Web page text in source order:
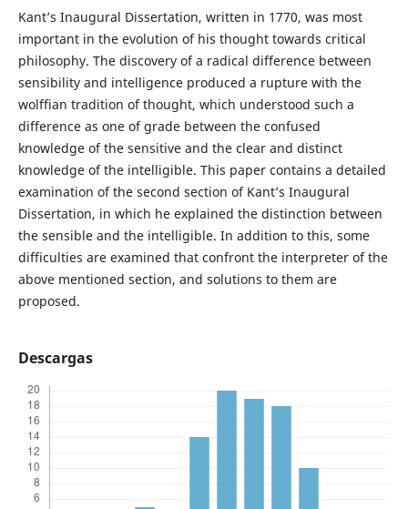
Kant’s Inaugural Dissertation, written in 1770, was most
important in the evolution of his thought towards critical
philosophy. The discovery of a radical difference between
sensibility and intelligence produced a rupture with the
wolffian tradition of thought, which understood such a
difference as one of grade between the confused
knowledge of the sensitive and the clear and distinct
knowledge of the intelligible. This paper contains a detailed
examination of the second section of Kant’s Inaugural
Dissertation, in which he explained the distinction between
the sensible and the intelligible. In addition to this, some
difficulties are examined that confront the interpreter of the
above mentioned section, and solutions to them are
proposed.
Descargas